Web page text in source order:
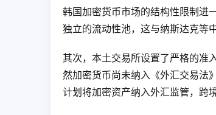
韩国加密货币市场的结构性限制进
独立的流动性池，这与纳斯达克等
其次，本土交易所设置了严格的准
然加密货币尚未纳入《外汇交易法
计划将加密资产纳入外汇监管，跨